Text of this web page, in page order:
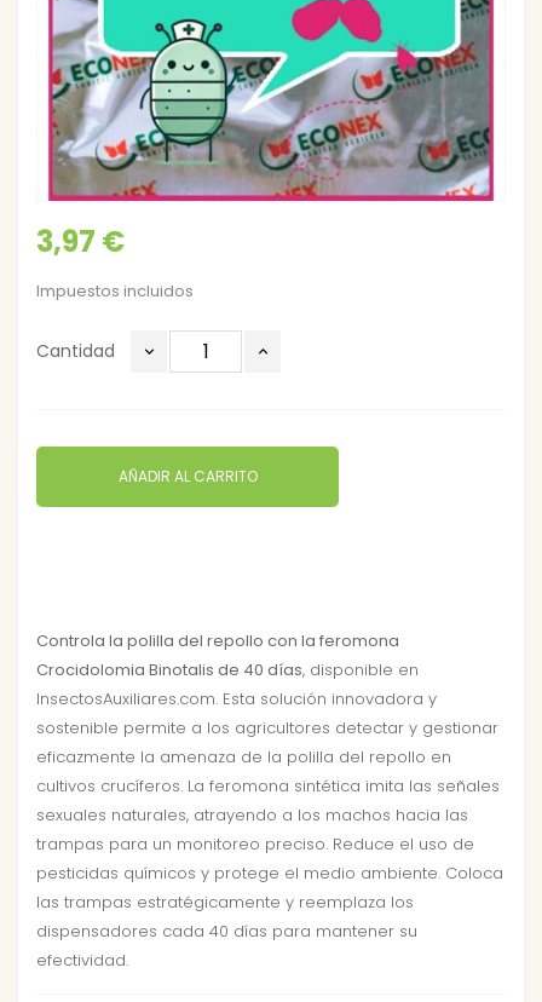
3,97 €
Impuestos incluidos
Cantidad
AÑADIR AL CARRITO
Controla la polilla del repollo con la feromona
Crocidolomia Binotalis de 40 días, disponible en
InsectosAuxiliares.com. Esta solución innovadora y
sostenible permite a los agricultores detectar y gestionar
eficazmente la amenaza de la polilla del repollo en
cultivos crucíferos. La feromona sintética imita las señales
sexuales naturales, atrayendo a los machos hacia las
trampas para un monitoreo preciso. Reduce el uso de
pesticidas químicos y protege el medio ambiente. Coloca
las trampas estratégicamente y reemplaza los
dispensadores cada 40 días para mantener su
efectividad.